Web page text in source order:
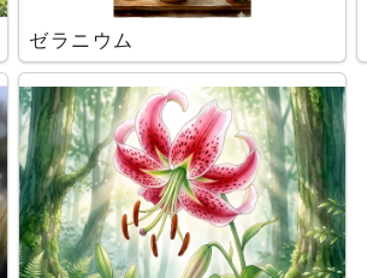
ゼラニウム